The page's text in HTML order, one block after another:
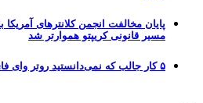
مسیر قانونی کریپتو هموارتر شد
۵ کار جالب که نمی‌دانستید روتر وای فای شما می‌تواند انجام دهد